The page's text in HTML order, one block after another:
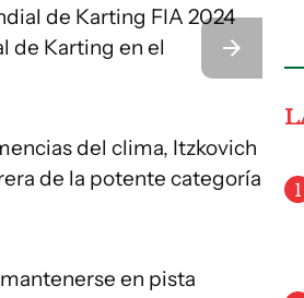
de Karting FIA 2024
de Karting en el
del clima, Itzkovich
de la potente categoría
en pista